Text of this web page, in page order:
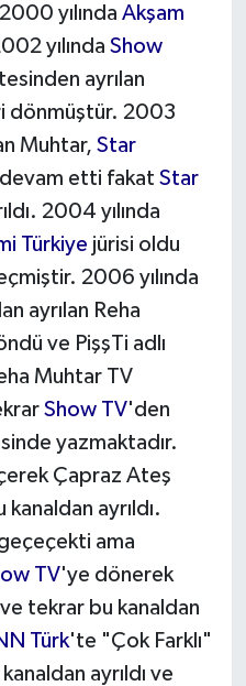
yılında Akşam
yılında Show
ayrılan
dönmüştür. 2003
Muhtar, Star
etti fakat Star
2004 yılında
Türkiye jürisi oldu
2006 yılında
ayrılan Reha
ve PişşTi adlı
Muhtar TV
Show TV'den
yazmaktadır.
Çapraz Ateş
kanaldan ayrıldı.
ama
TV'ye dönerek
tekrar bu kanaldan
Türk'te "Çok Farklı"
ayrıldı ve